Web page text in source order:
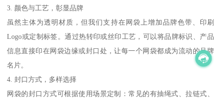
3. 颜色与工艺，彰显品牌
虽然主体为透明材质，但我们支持在网袋上增加品牌色带、印刷
Logo或定制标签。通过热转印或丝印工艺，可以将品牌标识、产品
信息直接印在网袋边缘或封口处，让每一个网袋都成为流动的品牌
名片。
4. 封口方式，多样选择
网袋的封口方式可根据使用场景定制：常见的有抽绳式、拉链式、